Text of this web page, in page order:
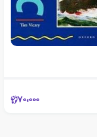
70،000